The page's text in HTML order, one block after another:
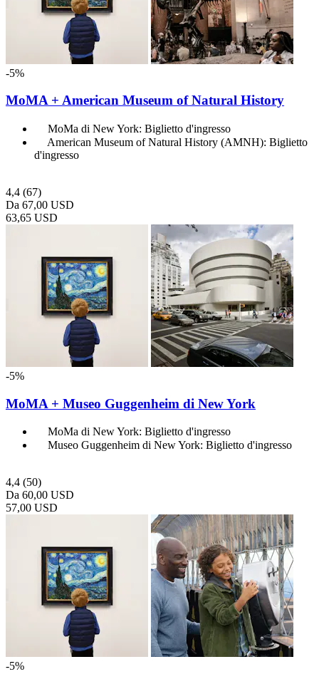
-5%
MoMA + American Museum of Natural History
MoMa di New York: Biglietto d'ingresso
American Museum of Natural History (AMNH): Biglietto
d'ingresso
4,4 (67)
Da 67,00 USD
63,65 USD
-5%
MoMA + Museo Guggenheim di New York
MoMa di New York: Biglietto d'ingresso
Museo Guggenheim di New York: Biglietto d'ingresso
4,4 (50)
Da 60,00 USD
57,00 USD
-5%